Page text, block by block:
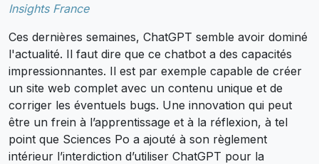
Insights France
Ces dernières semaines, ChatGPT semble avoir dominé
l'actualité. Il faut dire que ce chatbot a des capacités
impressionnantes. Il est par exemple capable de créer
un site web complet avec un contenu unique et de
corriger les éventuels bugs. Une innovation qui peut
être un frein à l’apprentissage et à la réflexion, à tel
point que Sciences Po a ajouté à son règlement
intérieur l’interdiction d’utiliser ChatGPT pour la